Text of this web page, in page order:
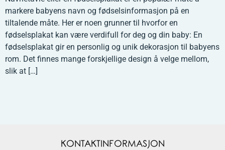
markere babyens navn og fødselsinformasjon på en
tiltalende måte. Her er noen grunner til hvorfor en
fødselsplakat kan være verdifull for deg og din baby: En
fødselsplakat gir en personlig og unik dekorasjon til babyens
rom. Det finnes mange forskjellige design å velge mellom,
slik at […]
KONTAKTINFORMASJON